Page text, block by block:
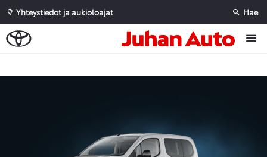
Yhteystiedot ja aukioloajat Hae